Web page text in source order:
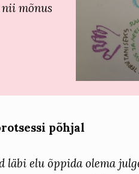
nii mõnus
põhjal
läbi elu õppida olema